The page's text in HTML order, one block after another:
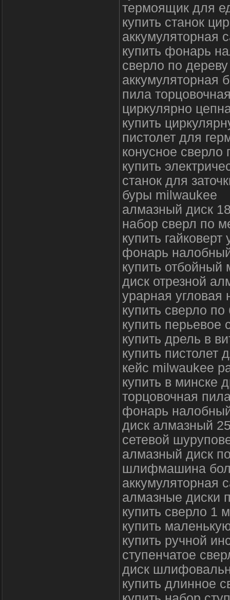
термоящик для
купить станок
аккумуляторная
купить фонарь
сверло по
аккумуляторная
пила
циркулярно
купить
пистолет для
конусное
купить
станок для
буры milwaukee
алмазный диск
набор сверл по
купить
фонарь
купить отбойный
диск отрезной
урарная угловая
купить сверло по
купить перьевое
купить дрель в
купить пистолет
кейс milwaukee
купить в минске
торцовочная
фонарь
диск алмазный
сетевой
алмазный диск
шлифмашина
аккумуляторная
алмазные диски
купить сверло 1
купить
купить ручной
ступенчатое
диск
купить длинное